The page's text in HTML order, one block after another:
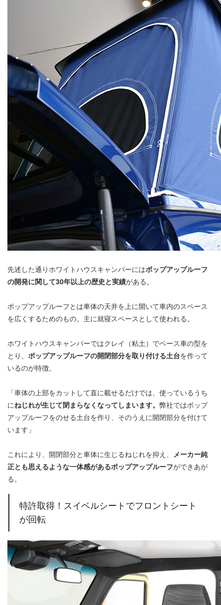
先述した通りホワイトハウスキャンパーにはポップアップルーフ
の開発に関して30年以上の歴史と実績がある。
ポップアップルーフとは車体の天井を上に開いて車内のスペース
を広くするためのもの。主に就寝スペースとして使われる。
ホワイトハウスキャンパーではクレイ（粘土）でベース車の型を
とり、 ポップアップルーフの開閉部分を取り付ける土台を作って
いるのが特徴。
「車体の上部をカットして直に載せるだけでは、使っているうち
にねじれが生じて閉まらなくなってしまいます。 弊社ではポップ
アップルーフをのせる土台を作り、そのうえに開閉部分を付けて
います」
これにより、開閉部分と車体に生じるねじれを抑え、 メーカー純
正とも思えるような一体感があるポップアップルーフができあが
る。
特許取得！スイベルシートでフロントシート
が回転